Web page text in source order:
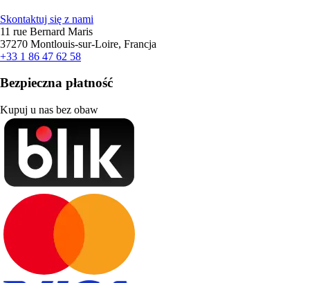
Skontaktuj się z nami
11 rue Bernard Maris
37270 Montlouis-sur-Loire, Francja
+33 1 86 47 62 58
Bezpieczna płatność
Kupuj u nas bez obaw